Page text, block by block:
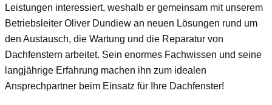
Leistungen interessiert, weshalb er gemeinsam mit unserem
Betriebsleiter Oliver Dundiew an neuen Lösungen rund um
den Austausch, die Wartung und die Reparatur von
Dachfenstern arbeitet. Sein enormes Fachwissen und seine
langjährige Erfahrung machen ihn zum idealen
Ansprechpartner beim Einsatz für Ihre Dachfenster!